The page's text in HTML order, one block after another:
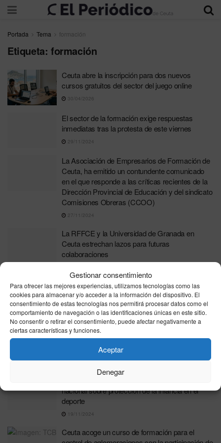
Gestionar consentimiento
Para ofrecer las mejores experiencias, utilizamos tecnologías como las
cookies para almacenar y/o acceder a la información del dispositivo. El
consentimiento de estas tecnologías nos permitirá procesar datos como el
comportamiento de navegación o las identificaciones únicas en este sitio.
No consentir o retirar el consentimiento, puede afectar negativamente a
ciertas características y funciones.
Aceptar
Denegar
Portada Tema formación
Etiqueta: formación
Ceuta abre la inscripción para dos nuevos
cursos gratuitos del sector del juego online
30/04/2026
El sector de la formación exige respuestas
inmediatas tras la protesta de este viernes
29/11/2024
La Asociación de Empresarios de Formación de
Ceuta, ha emitido un contundente comunicado
en el que responde a las críticas recientes de la
Dirección Provincial de Educación y del sindicato
Comisiones Obreras (CCOO)
27/11/2024
La RFFCE y la Universidad de Granada en
Ceuta estrechan lazos para futuras
colaboraciones
Nuevas oportunidades de formación en Juegos
Online
Ana Belén Núñez destaca el perfil del formador y
métodos innovadores en la formación de
entrenadores
20/11/2024
Abel Almagro representa a Ceuta en una jornada
nacional sobre protección de la infancia en el
deporte
19/11/2024
Ceuta acoge un curso de formación para el